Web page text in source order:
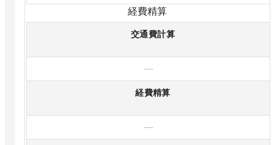
経費精算
交通費計算
—
経費精算
—